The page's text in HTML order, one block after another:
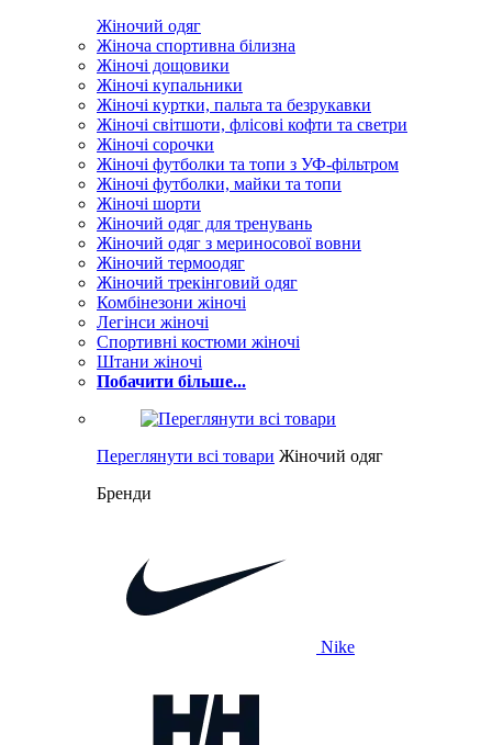
Жіночий одяг
Жіноча спортивна білизна
Жіночі дощовики
Жіночі купальники
Жіночі куртки, пальта та безрукавки
Жіночі світшоти, флісові кофти та светри
Жіночі сорочки
Жіночі футболки та топи з УФ-фільтром
Жіночі футболки, майки та топи
Жіночі шорти
Жіночий одяг для тренувань
Жіночий одяг з мериносової вовни
Жіночий термоодяг
Жіночий трекінговий одяг
Комбінезони жіночі
Легінси жіночі
Спортивні костюми жіночі
Штани жіночі
Побачити більше...
Переглянути всі товари Жіночий одяг
Бренди
Nike